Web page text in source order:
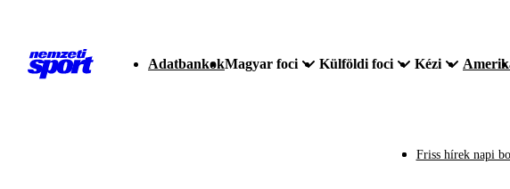
AdatbankokMagyar foci Külföldi foci Kézi
Friss hírek napi